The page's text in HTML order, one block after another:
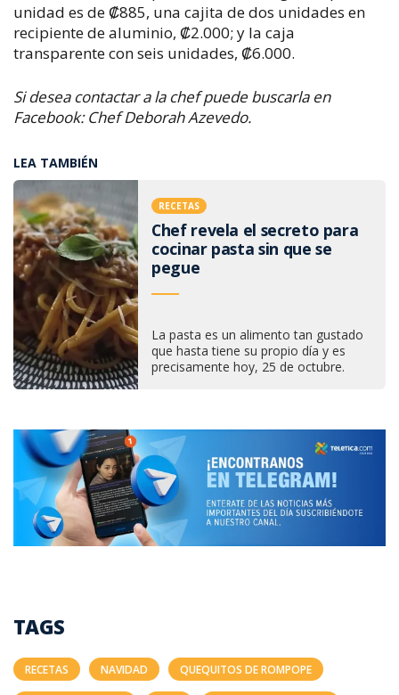
unidad es de₡885, una cajita de dos unidades en
recipiente de aluminio, ₡2.000; y la caja
transparente con seis unidades, ₡6.000.
Si desea contactar a la chef puede buscarla en
Facebook: Chef Deborah Azevedo.
LEA TAMBIÉN
RECETAS
Chef revela el secreto para
cocinar pasta sin que se
pegue
La pasta es un alimento tan gustado
que hasta tiene su propio día y es
precisamente hoy, 25 de octubre.
TAGS
RECETAS NAVIDAD QUEQUITOS DE ROMPOPE